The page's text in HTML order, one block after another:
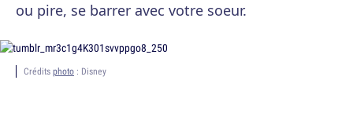
ou pire, se barrer avec votre soeur.
Crédits photo : Disney